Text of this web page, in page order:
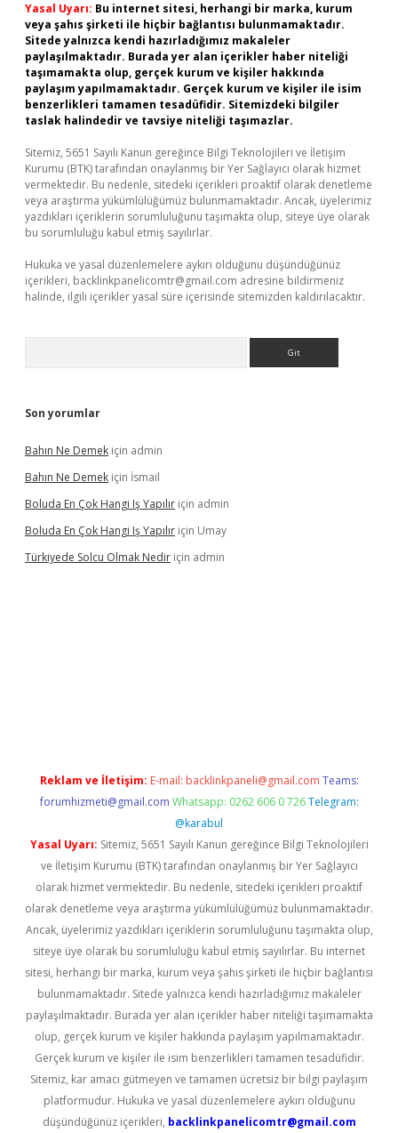
Yasal Uyarı: Bu internet sitesi, herhangi bir marka, kurum
veya şahıs şirketi ile hiçbir bağlantısı bulunmamaktadır.
Sitede yalnızca kendi hazırladığımız makaleler
paylaşılmaktadır. Burada yer alan içerikler haber niteliği
taşımamakta olup, gerçek kurum ve kişiler hakkında
paylaşım yapılmamaktadır. Gerçek kurum ve kişiler ile isim
benzerlikleri tamamen tesadüfidir. Sitemizdeki bilgiler
taslak halindedir ve tavsiye niteliği taşımazlar.
Sitemiz, 5651 Sayılı Kanun gereğince Bilgi Teknolojileri ve İletişim
Kurumu (BTK) tarafından onaylanmış bir Yer Sağlayıcı olarak hizmet
vermektedir. Bu nedenle, sitedeki içerikleri proaktif olarak denetleme
veya araştırma yükümlülüğümüz bulunmamaktadır. Ancak, üyelerimiz
yazdıkları içeriklerin sorumluluğunu taşımakta olup, siteye üye olarak
bu sorumluluğu kabul etmiş sayılırlar.
Hukuka ve yasal düzenlemelere aykırı olduğunu düşündüğünüz
içerikleri, backlinkpanelicomtr@gmail.com adresine bildirmeniz
halinde, ilgili içerikler yasal süre içerisinde sitemizden kaldırılacaktır.
Son yorumlar
Bahın Ne Demek için admin
Bahın Ne Demek için İsmail
Boluda En Çok Hangi Iş Yapılır için admin
Boluda En Çok Hangi Iş Yapılır için Umay
Türkiyede Solcu Olmak Nedir için admin
Reklam ve İletişim: E-mail: backlinkpaneli@gmail.com Teams:
forumhizmeti@gmail.com Whatsapp: 0262 606 0 726 Telegram:
@karabul
Yasal Uyarı: Sitemiz, 5651 Sayılı Kanun gereğince Bilgi Teknolojileri
ve İletişim Kurumu (BTK) tarafından onaylanmış bir Yer Sağlayıcı
olarak hizmet vermektedir. Bu nedenle, sitedeki içerikleri proaktif
olarak denetleme veya araştırma yükümlülüğümüz bulunmamaktadır.
Ancak, üyelerimiz yazdıkları içeriklerin sorumluluğunu taşımakta olup,
siteye üye olarak bu sorumluluğu kabul etmiş sayılırlar. Bu internet
sitesi, herhangi bir marka, kurum veya şahıs şirketi ile hiçbir bağlantısı
bulunmamaktadır. Sitede yalnızca kendi hazırladığımız makaleler
paylaşılmaktadır. Burada yer alan içerikler haber niteliği taşımamakta
olup, gerçek kurum ve kişiler hakkında paylaşım yapılmamaktadır.
Gerçek kurum ve kişiler ile isim benzerlikleri tamamen tesadüfidir.
Sitemiz, kar amacı gütmeyen ve tamamen ücretsiz bir bilgi paylaşım
platformudur. Hukuka ve yasal düzenlemelere aykırı olduğunu
düşündüğünüz içerikleri, backlinkpanelicomtr@gmail.com